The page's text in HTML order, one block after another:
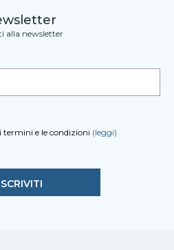
alla newsletter
termini e le condizioni (leggi)